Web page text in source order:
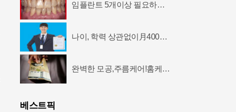
임플란트 5개이상 필요하다
나이, 학력 상관없이月400소
완벽한 모공,주름케어!홈케어
베스트픽